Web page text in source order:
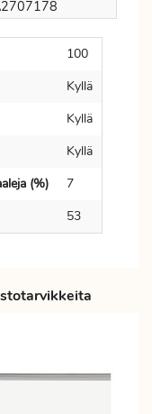
100
Kyllä
Kyllä
Kyllä
(%)
7
53